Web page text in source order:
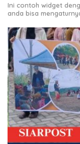
Ini contoh widget
anda bisa